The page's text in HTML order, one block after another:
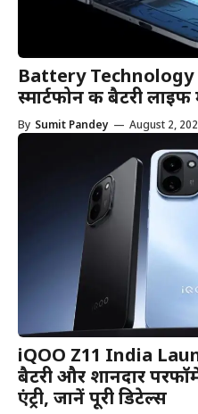
Battery Technology
स्मार्टफोन की बैटरी
By Sumit Pandey — August 2,
iQOO Z11 India
बैटरी और शानदार
एंट्री, जानें पूरी डिटेल्स